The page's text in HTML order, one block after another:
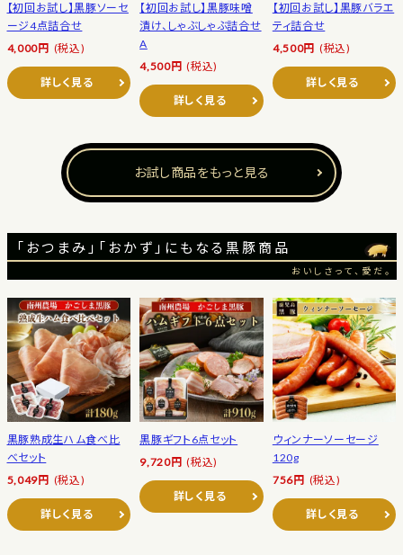
【初回お試し】黒豚ソーセ
ージ4点詰合せ
4,000円 (税込)
詳しく見る
【初回お試し】黒豚味噌
漬け、しゃぶしゃぶ詰合せ
A
4,500円 (税込)
詳しく見る
【初回お試し】黒豚バラエ
ティ詰合せ
4,500円 (税込)
詳しく見る
お試し商品をもっと見る
「おつまみ」「おかず」にもなる黒豚商品
おいしさって、愛だ。
黒豚熟成生ハム食べ比
べセット
5,049円 (税込)
詳しく見る
黒豚ギフト6点セット
9,720円 (税込)
詳しく見る
ウィンナーソーセージ
120g
756円 (税込)
詳しく見る